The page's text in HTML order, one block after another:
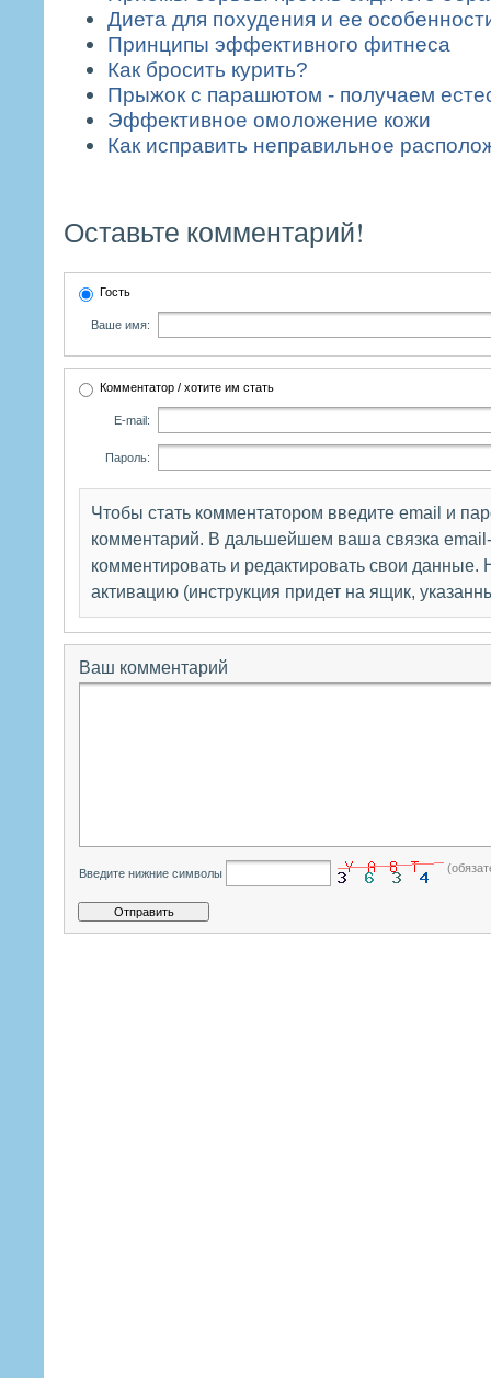
Диета для похудения и ее
Принципы эффективного фитнеса
Как бросить курить?
Прыжок с парашютом - получаем
Эффективное омоложение кожи
Как исправить неправильное
Оставьте комментарий!
Гость
Ваше имя:
Комментатор / хотите им стать
E-mail:
Пароль:
Чтобы стать комментатором введите email и
комментарий. В дальшейшем ваша связка
комментировать и редактировать свои данные.
активацию (инструкция придет на ящик,
Ваш комментарий
Введите нижние символы